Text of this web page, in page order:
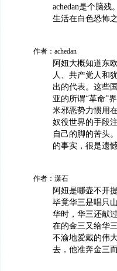
achedan是个脑
生活在白色恐怖
作者：achedan
阿妞大概知道东
人、共产党人和
出的代表。这些
亚的所谓“革命”
米邪恶势力惯用
奴役世界的手段
自己的脚的苦头
的事实，很是遗憾
作者：潇石
阿妞是哪壶不开
毕竟华三是唱只
华时，华三还献
在的金三又给华
不渝地爱戴的伟
去，他准奔金三而